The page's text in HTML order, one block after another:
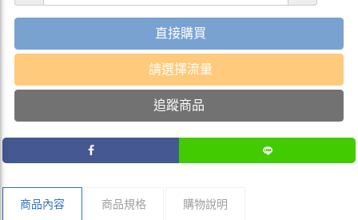
直接購買
請選擇流量
追蹤商品
商品內容 商品規格 購物說明